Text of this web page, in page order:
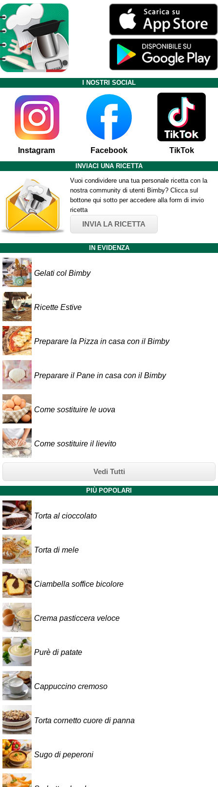
I NOSTRI SOCIAL
Instagram Facebook TikTok
INVIACI UNA RICETTA
Vuoi condividere una tua personale ricetta con la
nostra community di utenti Bimby? Clicca sul
bottone qui sotto per accedere alla form di invio
ricetta
INVIA LA RICETTA
IN EVIDENZA
Gelati col Bimby
Ricette Estive
Preparare la Pizza in casa con il Bimby
Preparare il Pane in casa con il Bimby
Come sostituire le uova
Come sostituire il lievito
Vedi Tutti
PIÙ POPOLARI
Torta al cioccolato
Torta di mele
Ciambella soffice bicolore
Crema pasticcera veloce
Purè di patate
Cappuccino cremoso
Torta cornetto cuore di panna
Sugo di peperoni